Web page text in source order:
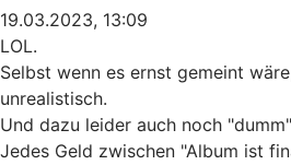
19.03.2023, 13:09
LOL.
Selbst wenn es ernst gemeint
unrealistisch.
Und dazu leider auch noch
Jedes Geld zwischen "Album ist